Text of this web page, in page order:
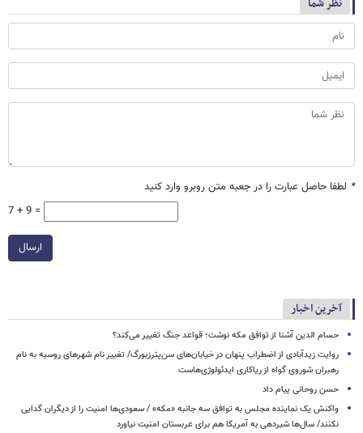
* لطفا حاصل عبارت را در جعبه متن روبرو وارد کنید
7 + 9 =
ارسال
آخرین اخبار
حسام الدین آشنا از توافق مکه نوشت؛ قواعد جنگ تغییر می‌کند؟
روایت زیدآبادی از اضطراب پنهان در خیابان‌های سن‌پترزبورگ/ تغییر نام شهرهای روسیه به نام
رهبران شوروی گواه از ریاکاری ایدئولوژی‌هاست
حسن روحانی پیام داد
واکنش یک نماینده مجلس به توافق سه جانبه «مکه» / سعودی‌ها امنیت را از دیگران گدایی
نکنند/ سال‌ها شیردهی به آمریکا هم برای عربستان امنیت نیاورد